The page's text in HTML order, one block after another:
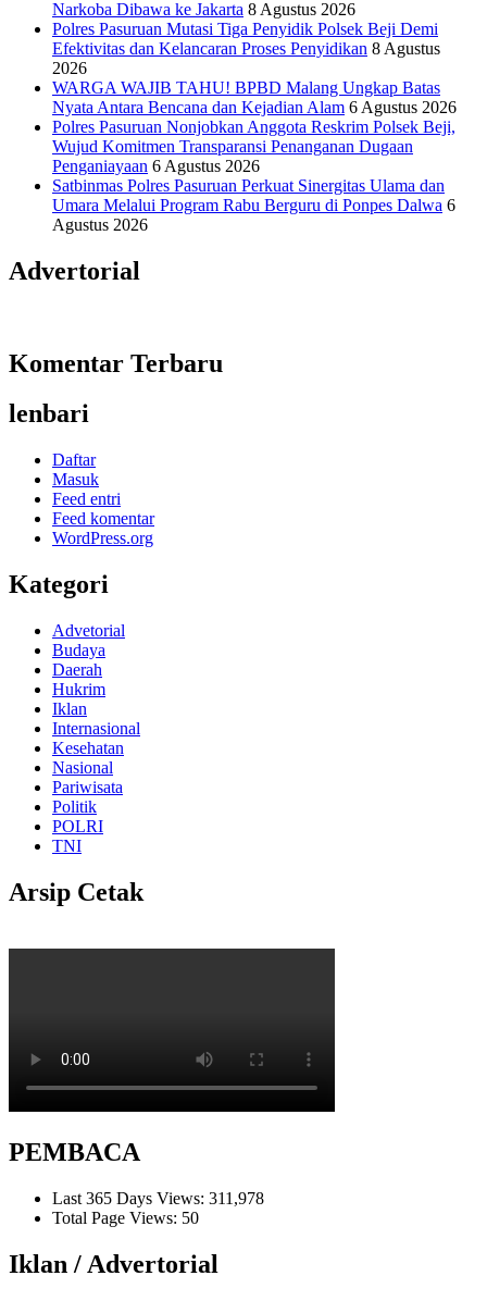
Narkoba Dibawa ke Jakarta 8 Agustus 2026
Polres Pasuruan Mutasi Tiga Penyidik Polsek Beji Demi
Efektivitas dan Kelancaran Proses Penyidikan 8 Agustus
2026
WARGA WAJIB TAHU! BPBD Malang Ungkap Batas
Nyata Antara Bencana dan Kejadian Alam 6 Agustus 2026
Polres Pasuruan Nonjobkan Anggota Reskrim Polsek Beji,
Wujud Komitmen Transparansi Penanganan Dugaan
Penganiayaan 6 Agustus 2026
Satbinmas Polres Pasuruan Perkuat Sinergitas Ulama dan
Umara Melalui Program Rabu Berguru di Ponpes Dalwa 6
Agustus 2026
Advertorial
Komentar Terbaru
lenbari
Daftar
Masuk
Feed entri
Feed komentar
WordPress.org
Kategori
Advetorial
Budaya
Daerah
Hukrim
Iklan
Internasional
Kesehatan
Nasional
Pariwisata
Politik
POLRI
TNI
Arsip Cetak
PEMBACA
Last 365 Days Views: 311,978
Total Page Views: 50
Iklan / Advertorial